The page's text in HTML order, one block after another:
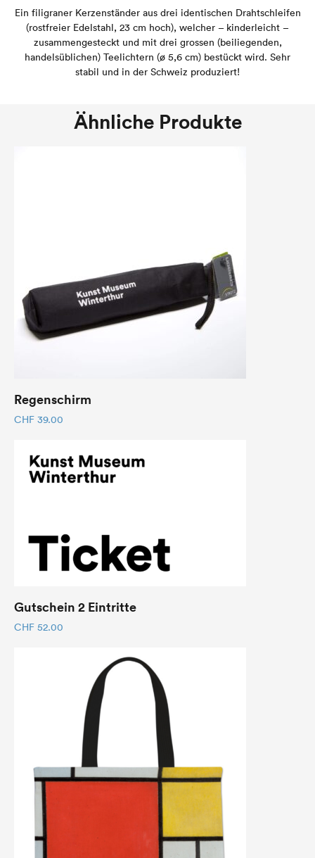
Ein filigraner Kerzenständer aus drei identischen Drahtschleifen
(rostfreier Edelstahl, 23 cm hoch), welcher – kinderleicht –
zusammengesteckt und mit drei grossen (beiliegenden,
handelsüblichen) Teelichtern (ø 5,6 cm) bestückt wird. Sehr
stabil und in der Schweiz produziert!
Ähnliche Produkte
Regenschirm
CHF 39.00
Gutschein 2 Eintritte
CHF 52.00